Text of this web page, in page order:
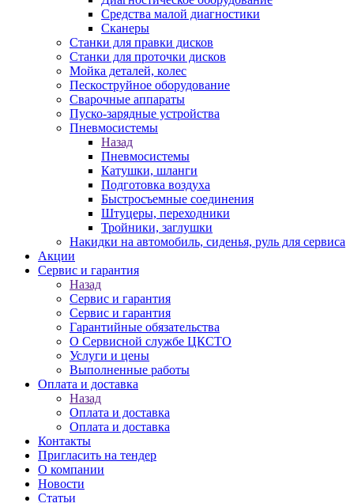
Средства малой диагностики
Сканеры
Станки для правки дисков
Станки для проточки дисков
Мойка деталей, колес
Пескоструйное оборудование
Сварочные аппараты
Пуско-зарядные устройства
Пневмосистемы
Назад
Пневмосистемы
Катушки, шланги
Подготовка воздуха
Быстросъемные соединения
Штуцеры, переходники
Тройники, заглушки
Накидки на автомобиль, сиденья, руль для сервиса
Акции
Сервис и гарантия
Назад
Сервис и гарантия
Сервис и гарантия
Гарантийные обязательства
О Сервисной службе ЦКСТО
Услуги и цены
Выполненные работы
Оплата и доставка
Назад
Оплата и доставка
Оплата и доставка
Контакты
Пригласить на тендер
О компании
Новости
Статьи